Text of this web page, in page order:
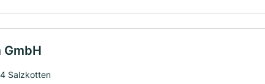
GmbH
Salzkotten